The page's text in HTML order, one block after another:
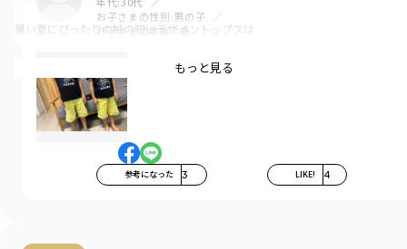
お子さまの性別:男の子
お子さまの年齢:7歳
参考になった 3 LIKE! 4
暑い夏にぴったりの袖の短いデザイントップスは
素材は、本体部分：綿100％（ロイヤルコットン）使用。
「吸汗性」にすぐれ「肌ざわりが良い」生地を使用しています。
お名前ネームが付いているので、通園にもおすすめです。
IV（アイボリー）：リザードン
もっと見る